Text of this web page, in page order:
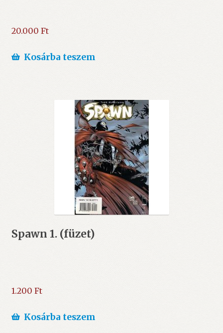
20.000 Ft
Kosárba teszem
Spawn 1. (füzet)
1.200 Ft
Kosárba teszem